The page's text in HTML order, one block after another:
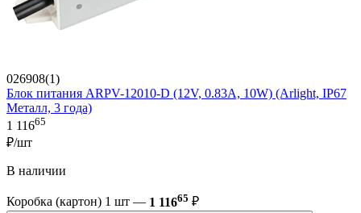
026908(1)
Блок питания ARPV-12010-D (12V, 0.83A, 10W) (Arlight, IP67
Металл, 3 года)
1 11665
₽/шт
В наличии
Коробка (картон) 1 шт — 1 11665 ₽